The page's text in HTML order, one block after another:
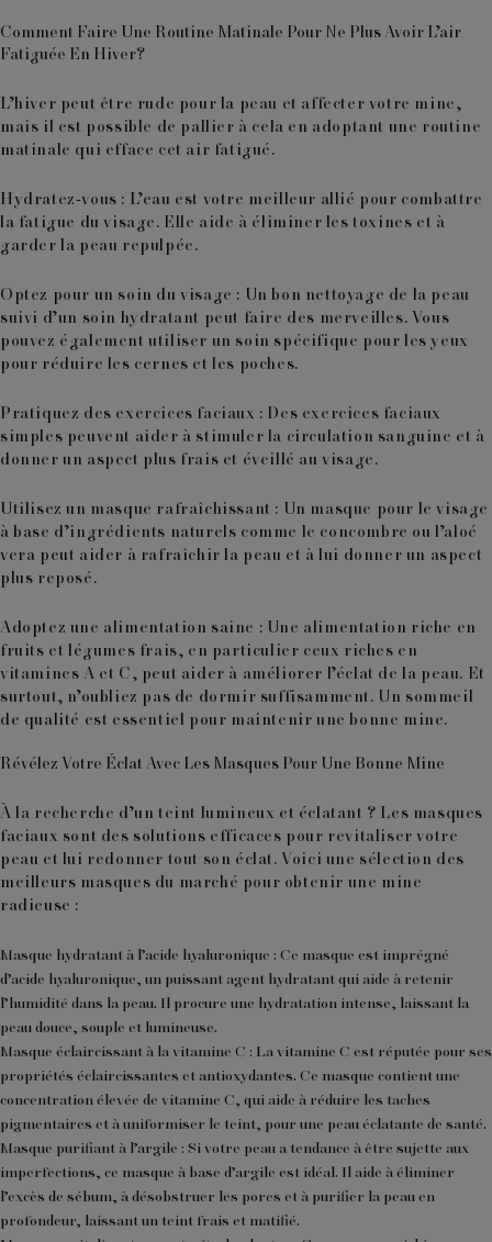
Comment Faire Une Routine Matinale Pour Ne Plus Avoir L’air
Fatiguée En Hiver?
L’hiver peut être rude pour la peau et affecter votre mine,
mais il est possible de pallier à cela en adoptant une routine
matinale qui efface cet air fatigué.
Hydratez-vous : L’eau est votre meilleur allié pour combattre
la fatigue du visage. Elle aide à éliminer les toxines et à
garder la peau repulpée.
Optez pour un soin du visage : Un bon nettoyage de la peau
suivi d’un soin hydratant peut faire des merveilles. Vous
pouvez également utiliser un soin spécifique pour les yeux
pour réduire les cernes et les poches.
Pratiquez des exercices faciaux : Des exercices faciaux
simples peuvent aider à stimuler la circulation sanguine et à
donner un aspect plus frais et éveillé au visage.
Utilisez un masque rafraîchissant : Un masque pour le visage
à base d’ingrédients naturels comme le concombre ou l’aloé
vera peut aider à rafraîchir la peau et à lui donner un aspect
plus reposé.
Adoptez une alimentation saine : Une alimentation riche en
fruits et légumes frais, en particulier ceux riches en
vitamines A et C, peut aider à améliorer l’éclat de la peau. Et
surtout, n’oubliez pas de dormir suffisamment. Un sommeil
de qualité est essentiel pour maintenir une bonne mine.
Révélez Votre Éclat Avec Les Masques Pour Une Bonne Mine
À la recherche d’un teint lumineux et éclatant ? Les masques
faciaux sont des solutions efficaces pour revitaliser votre
peau et lui redonner tout son éclat. Voici une sélection des
meilleurs masques du marché pour obtenir une mine
radieuse :
Masque hydratant à l’acide hyaluronique : Ce masque est imprégné
d’acide hyaluronique, un puissant agent hydratant qui aide à retenir
l’humidité dans la peau. Il procure une hydratation intense, laissant la
peau douce, souple et lumineuse.
Masque éclaircissant à la vitamine C : La vitamine C est réputée pour ses
propriétés éclaircissantes et antioxydantes. Ce masque contient une
concentration élevée de vitamine C, qui aide à réduire les taches
pigmentaires et à uniformiser le teint, pour une peau éclatante de santé.
Masque purifiant à l’argile : Si votre peau a tendance à être sujette aux
imperfections, ce masque à base d’argile est idéal. Il aide à éliminer
l’excès de sébum, à désobstruer les pores et à purifier la peau en
profondeur, laissant un teint frais et matifié.